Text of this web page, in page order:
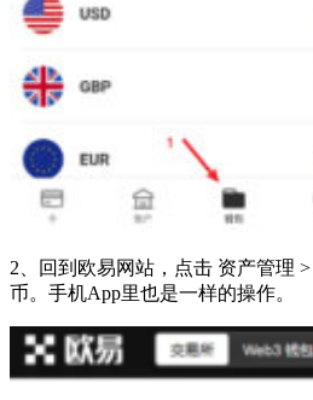
2、回到欧易网站，点击 资产管理
币。手机App里也是一样的操作。